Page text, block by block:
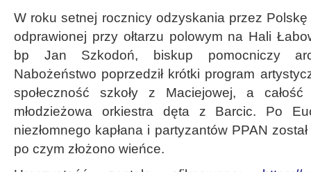
W roku setnej rocznicy odzyskania przez Polskę
odprawionej przy ołtarzu polowym na Hali
bp Jan Szkodoń, biskup pomocniczy
Nabożeństwo poprzedził krótki program
społeczność szkoły z Maciejowej, a całość
młodzieżowa orkiestra dęta z Barcic. Po
niezłomnego kapłana i partyzantów PPAN
po czym złożono wieńce.